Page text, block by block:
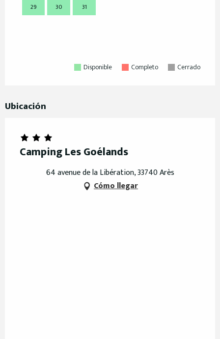
29
30 31
Disponible Completo Cerrado
Ubicación
Camping Les Goélands
64 avenue de la Libération, 33740 Arès
Cómo llegar